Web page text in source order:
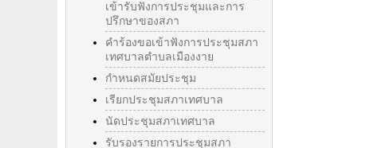
เข้ารับฟังการประชุมและการ
ปรึกษาของสภา
คำร้องขอเข้าฟังการประชุมสภา
เทศบาลตำบลเมืองงาย
กำหนดสมัยประชุม
เรียกประชุมสภาเทศบาล
นัดประชุมสภาเทศบาล
รับรองรายการประชุมสภา